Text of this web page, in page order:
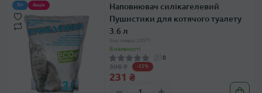
Хіт Акція
Наповнювач силікагелевий
Пушистики для котячого туалету
3.6 л
Код товару: 25571
В наявності
0
308 ₴ -25%
231 ₴